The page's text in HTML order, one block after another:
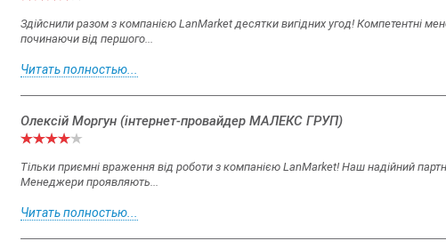
Здійснили разом з компанією LanMarket десятки вигідних угод! Компетентні
починаючи від першого...
Читать полностью...
Олексій Моргун (інтернет-провайдер МАЛЕКС ГРУП)
Тільки приємні враження від роботи з компанією LanMarket! Наш надійний
Менеджери проявляють...
Читать полностью...